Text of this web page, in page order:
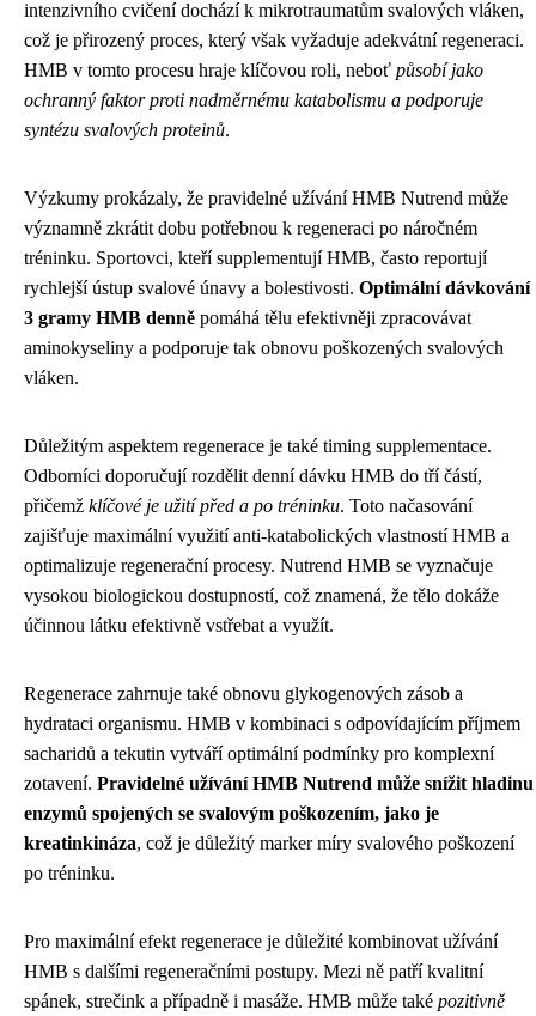
intenzivního cvičení dochází k mikrotraumatům svalových vláken,
což je přirozený proces, který však vyžaduje adekvátní regeneraci.
HMB v tomto procesu hraje klíčovou roli, neboť působí jako
ochranný faktor proti nadměrnému katabolismu a podporuje
syntézu svalových proteinů.
Výzkumy prokázaly, že pravidelné užívání HMB Nutrend může
významně zkrátit dobu potřebnou k regeneraci po náročném
tréninku. Sportovci, kteří supplementují HMB, často reportují
rychlejší ústup svalové únavy a bolestivosti. Optimální dávkování
3 gramy HMB denně pomáhá tělu efektivněji zpracovávat
aminokyseliny a podporuje tak obnovu poškozených svalových
vláken.
Důležitým aspektem regenerace je také timing supplementace.
Odborníci doporučují rozdělit denní dávku HMB do tří částí,
přičemž klíčové je užití před a po tréninku. Toto načasování
zajišťuje maximální využití anti-katabolických vlastností HMB a
optimalizuje regenerační procesy. Nutrend HMB se vyznačuje
vysokou biologickou dostupností, což znamená, že tělo dokáže
účinnou látku efektivně vstřebat a využít.
Regenerace zahrnuje také obnovu glykogenových zásob a
hydrataci organismu. HMB v kombinaci s odpovídajícím příjmem
sacharidů a tekutin vytváří optimální podmínky pro komplexní
zotavení. Pravidelné užívání HMB Nutrend může snížit hladinu
enzymů spojených se svalovým poškozením, jako je
kreatinkináza, což je důležitý marker míry svalového poškození
po tréninku.
Pro maximální efekt regenerace je důležité kombinovat užívání
HMB s dalšími regeneračními postupy. Mezi ně patří kvalitní
spánek, strečink a případně i masáže. HMB může také pozitivně